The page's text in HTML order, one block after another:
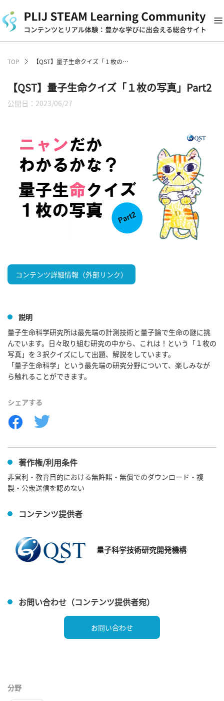
TOP 【QST】量子生命クイズ「１枚の写真」Part2
【QST】量子生命クイズ「１枚の写真」Part2
公開日：2023/06/27
コンテンツ詳細情報（外部リンク）
説明
量子生命科学研究所は最先端の計測技術と量子論で生命の謎に挑
んでいます。日々取り組む研究の中から、これは！という「１枚の
写真」を３択クイズにして出題、解説をしています。
「量子生命科学」という最先端の研究分野について、楽しみなが
ら触れることができます。
シェアする
著作権/利用条件
非営利・教育目的における無許諾・無償でのダウンロード・複
製・公衆送信を認めない
コンテンツ提供者
量子科学技術研究開発機構
お問い合わせ（コンテンツ提供者宛）
お問い合わせ
分野